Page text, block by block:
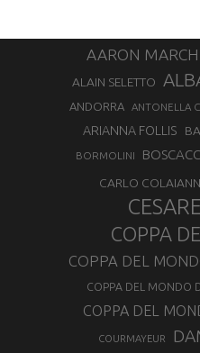
AARON MARCH
ALAIN SELETTO
ANDORRA ANTONELLA
ARIANNA FOLLIS
BORMOLINI
CARLO
COPPA
COPPA DEL
COPPA DEL MONDO
COPPA DEL
COURMAYEUR